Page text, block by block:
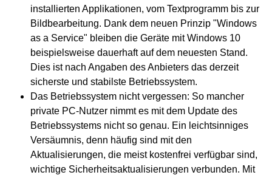
installierten Applikationen, vom Textprogramm bis zur
Bildbearbeitung. Dank dem neuen Prinzip "Windows
as a Service" bleiben die Geräte mit Windows 10
beispielsweise dauerhaft auf dem neuesten Stand.
Dies ist nach Angaben des Anbieters das derzeit
sicherste und stabilste Betriebssystem.
Das Betriebssystem nicht vergessen: So mancher
private PC-Nutzer nimmt es mit dem Update des
Betriebssystems nicht so genau. Ein leichtsinniges
Versäumnis, denn häufig sind mit den
Aktualisierungen, die meist kostenfrei verfügbar sind,
wichtige Sicherheitsaktualisierungen verbunden. Mit